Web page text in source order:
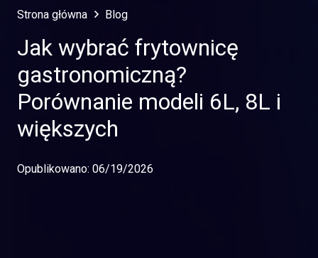
Strona główna Blog
Jak wybrać frytownicę
gastronomiczną?
Porównanie modeli 6L, 8L i
większych
Opublikowano: 06/19/2026